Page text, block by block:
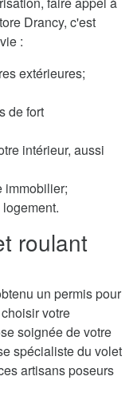
Drancy, c'est
:
extérieures;
de fort
intérieur, aussi
immobilier;
roulant
un permis pour
votre
soignée de votre
spécialiste du volet
artisans poseurs